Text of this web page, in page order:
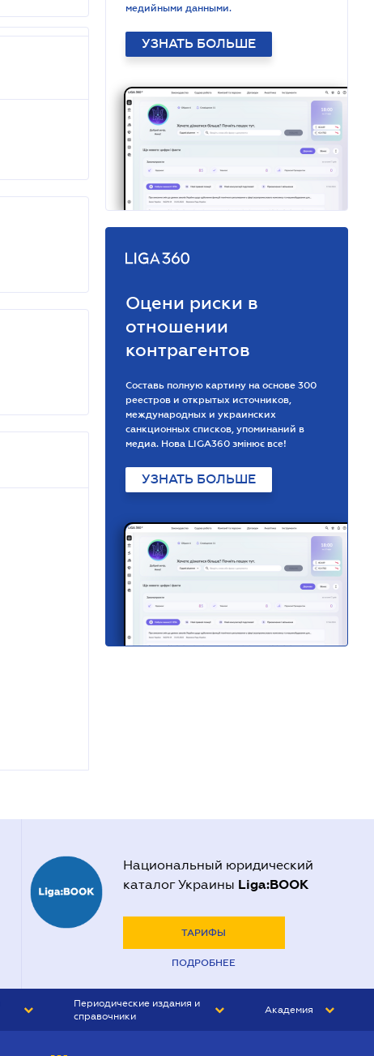
медийными данными.
УЗНАТЬ БОЛЬШЕ
Оцени риски в
отношении
контрагентов
Составь полную картину на основе 300
реестров и открытых источников,
международных и украинских
санкционных списков, упоминаний в
медиа. Нова LIGA360 змінює все!
УЗНАТЬ БОЛЬШЕ
Национальный юридический
каталог Украины Liga:BOOK
ТАРИФЫ
ПОДРОБНЕЕ
Периодические издания и
справочники
Академия